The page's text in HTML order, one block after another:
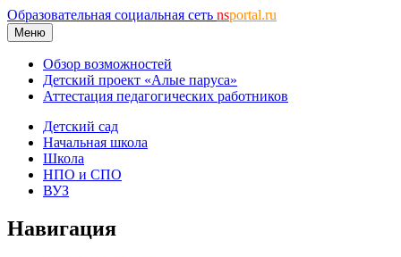
Образовательная социальная сеть nsportal.ru
Меню
Обзор возможностей
Детский проект «Алые паруса»
Аттестация педагогических работников
Детский сад
Начальная школа
Школа
НПО и СПО
ВУЗ
Навигация